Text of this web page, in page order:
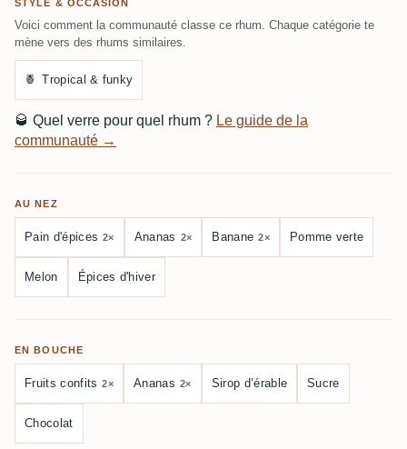
STYLE & OCCASION
Voici comment la communauté classe ce rhum. Chaque catégorie te
mène vers des rhums similaires.
🍍 Tropical & funky
🥃 Quel verre pour quel rhum ? Le guide de la
communauté →
AU NEZ
Pain d'épices 2× Ananas 2× Banane 2× Pomme verte
Melon Épices d'hiver
EN BOUCHE
Fruits confits 2× Ananas 2× Sirop d’érable Sucre
Chocolat